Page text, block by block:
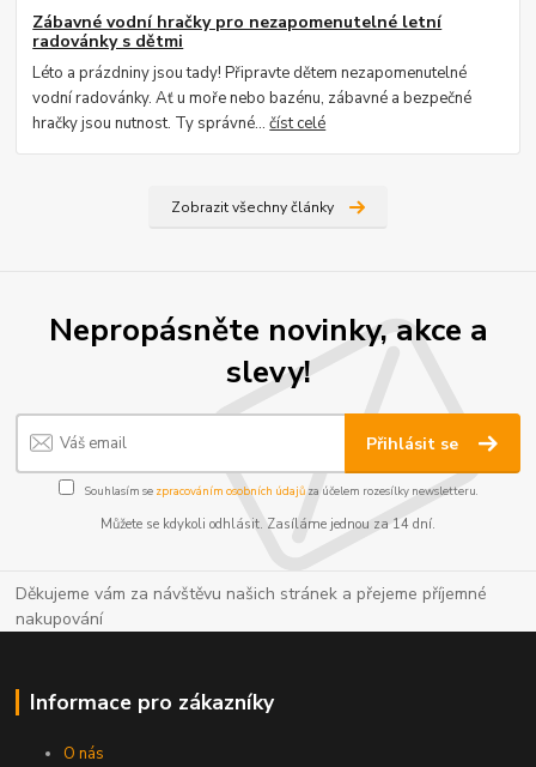
Zábavné vodní hračky pro nezapomenutelné letní
radovánky s dětmi
Léto a prázdniny jsou tady! Připravte dětem nezapomenutelné
vodní radovánky. Ať u moře nebo bazénu, zábavné a bezpečné
hračky jsou nutnost. Ty správné...číst celé
Zobrazit všechny články
Nepropásněte novinky, akce a
slevy!
Přihlásit se
Souhlasím se zpracováním osobních údajůza účelem rozesílky newsletteru.
Můžete se kdykoli odhlásit. Zasíláme jednou za 14 dní.
Děkujeme vám za návštěvu našich stránek a přejeme příjemné
nakupování
Informace pro zákazníky
O nás